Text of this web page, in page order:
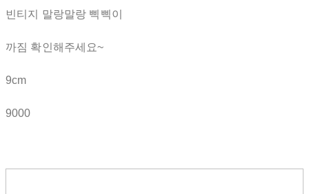
빈티지 말랑말랑 삑삑이
까짐 확인해주세요~
9cm
9000